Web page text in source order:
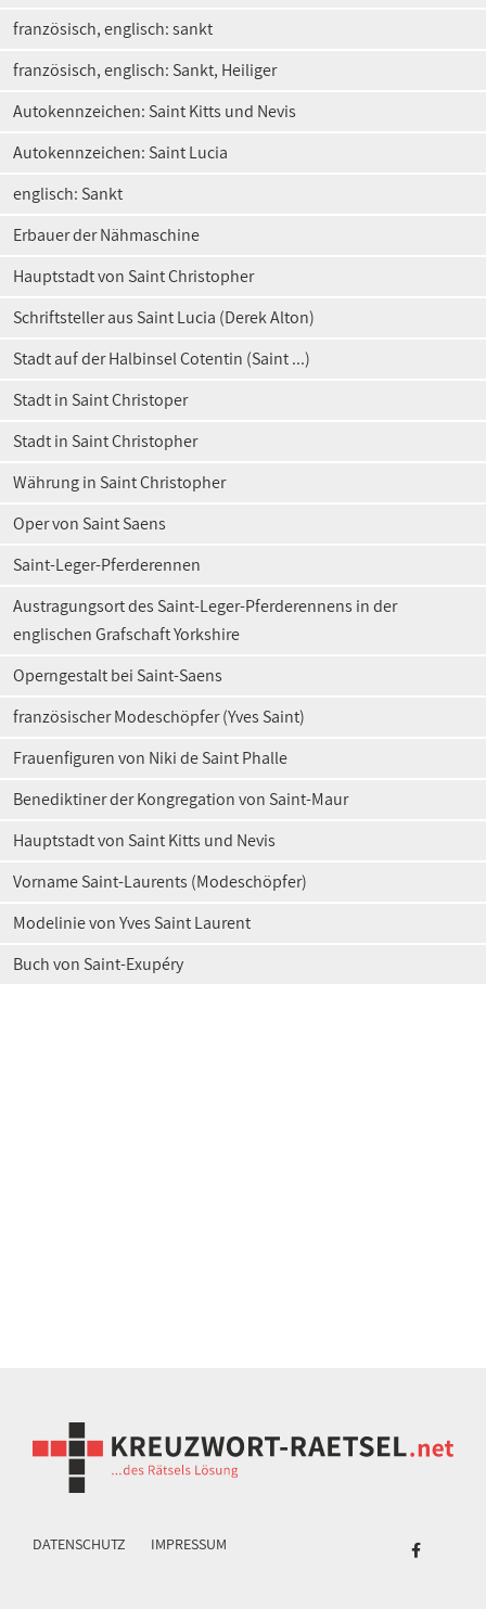
französisch, englisch: sankt
französisch, englisch: Sankt, Heiliger
Autokennzeichen: Saint Kitts und Nevis
Autokennzeichen: Saint Lucia
englisch: Sankt
Erbauer der Nähmaschine
Hauptstadt von Saint Christopher
Schriftsteller aus Saint Lucia (Derek Alton)
Stadt auf der Halbinsel Cotentin (Saint ...)
Stadt in Saint Christoper
Stadt in Saint Christopher
Währung in Saint Christopher
Oper von Saint Saens
Saint-Leger-Pferderennen
Austragungsort des Saint-Leger-Pferderennens in der
englischen Grafschaft Yorkshire
Operngestalt bei Saint-Saens
französischer Modeschöpfer (Yves Saint)
Frauenfiguren von Niki de Saint Phalle
Benediktiner der Kongregation von Saint-Maur
Hauptstadt von Saint Kitts und Nevis
Vorname Saint-Laurents (Modeschöpfer)
Modelinie von Yves Saint Laurent
Buch von Saint-Exupéry
DATENSCHUTZ IMPRESSUM